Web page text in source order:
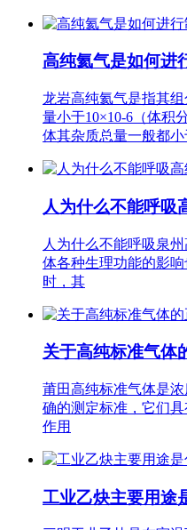
高纯氦气是如何进
龙岩高纯氦气是指其
量小于10×10-6（体积
体其杂质总量一般都小
人为什么不能呼吸
人为什么不能呼吸泉
体各种生理功能的影响
时，其
关于高纯标准气体
莆田高纯标准气体是
确的测定标准，它们
作用
工业乙炔主要用途